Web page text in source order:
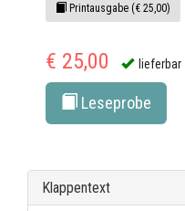
Printausgabe (€ 25,00)
€ 25,00 lieferbar
Leseprobe
Klappentext